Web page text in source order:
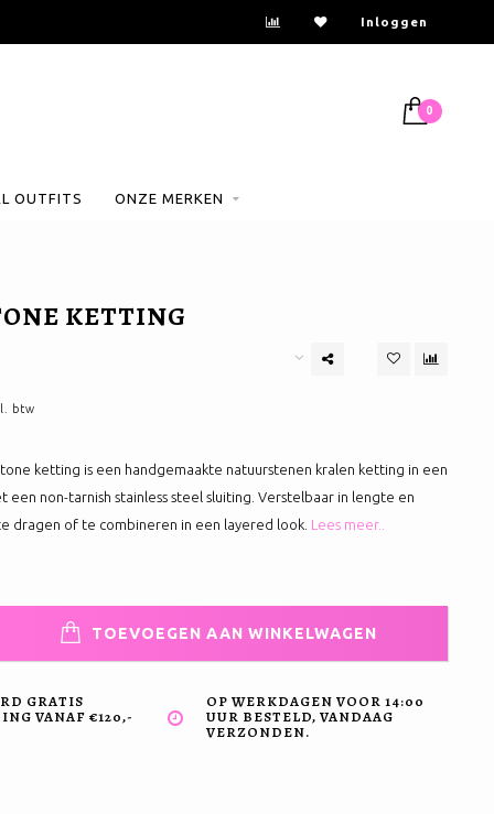
Inloggen
0
OUTFITS ONZE MERKEN
KETTING
btw
ketting is een handgemaakte natuurstenen kralen ketting in een
een non-tarnish stainless steel sluiting. Verstelbaar in lengte en
dragen of te combineren in een layered look. Lees meer..
TOEVOEGEN AAN WINKELWAGEN
GRATIS
VANAF €120,-
OP WERKDAGEN VOOR 14:00
UUR BESTELD, VANDAAG
VERZONDEN.